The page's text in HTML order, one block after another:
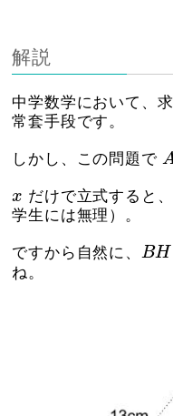
解説
中学数学において、
常套手段です。
しかし、この問題で A
A
x
x だけで立式すると
学生には無理）。
ですから自然に、 BH
BH=
ね。